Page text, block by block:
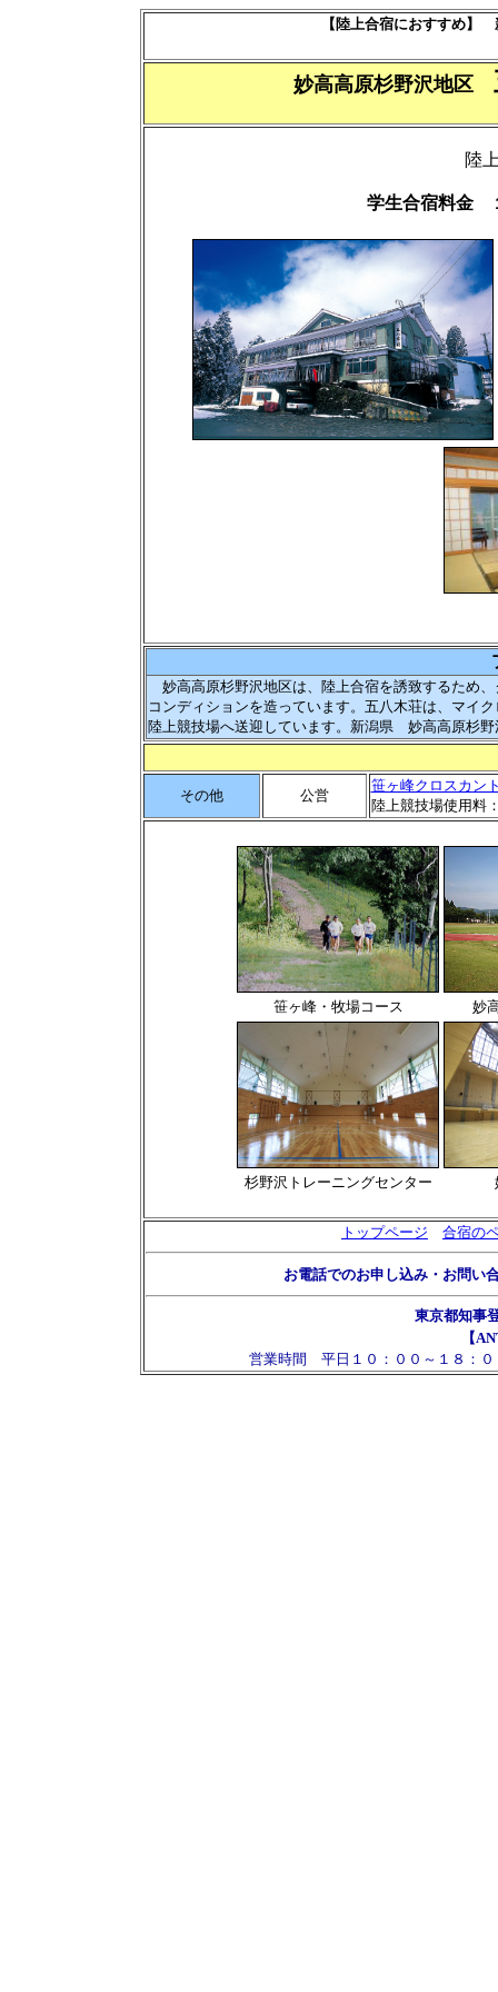
【陸上合宿におすすめ
妙高高原杉野沢地区
陸
学生合宿料金
妙高高原杉野沢地区は、陸上合宿を誘致するため
コンディションを造っています。五八木荘は、マイ
陸上競技場へ送迎しています。新潟県 妙高高原杉
その他 公営
笹ヶ峰クロスカン
陸上競技場使用料
笹ヶ峰・牧場コース 妙
杉野沢トレーニングセンター
トップページ 合宿の
お電話でのお申し込み・お問い
東京都知事
【
営業時間 平日１０：００～１８：